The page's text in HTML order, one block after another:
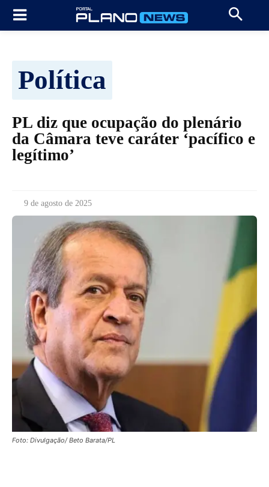
Política
PL diz que ocupação do plenário
da Câmara teve caráter ‘pacífico e
legítimo’
9 de agosto de 2025
Foto: Divulgação/ Beto Barata/PL